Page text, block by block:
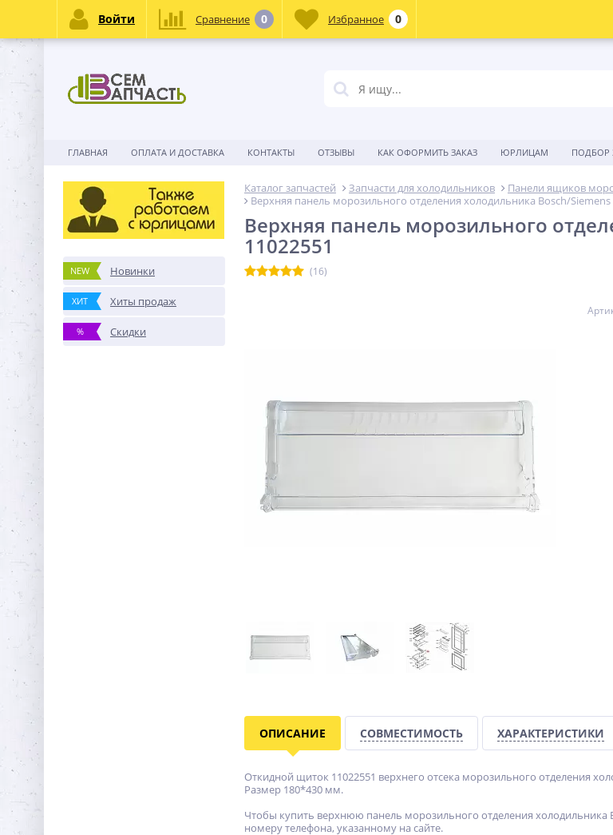
ГЛАВНАЯ ОПЛАТА И ДОСТАВКА КОНТАКТЫ ОТЗЫВЫ КАК ОФОРМИТЬ ЗАКАЗ ЮРЛИЦАМ ПОДБОР
NEW Новинки
ХИТ Хиты продаж
% Скидки
Каталог запчастей Запчасти для холодильников
Панели ящиков
Верхняя панель морозильного отделения холодильника Bosch/Siemens
Верхняя панель морозильного
11022551
(16)
ОПИСАНИЕ СОВМЕСТИМОСТЬ ХАРАКТЕРИСТИКИ
Откидной щиток 11022551 верхнего отсека морозильного отделения
Размер 180*430 мм.
Чтобы купить верхнюю панель морозильного отделения холодильника
номеру телефона, указанному на сайте.
Войти Сравнение 0 Избранное 0